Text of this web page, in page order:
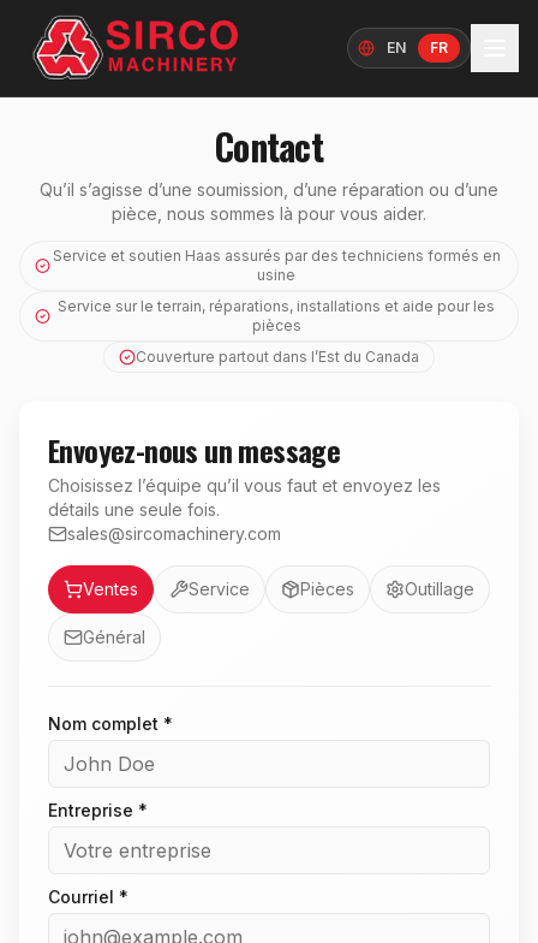
Langue
EN FR
Contact
Qu’il s’agisse d’une soumission, d’une réparation ou d’une
pièce, nous sommes là pour vous aider.
Service et soutien Haas assurés par des techniciens formés en
usine
Service sur le terrain, réparations, installations et aide pour les
pièces
Couverture partout dans l’Est du Canada
Envoyez-nous un message
Choisissez l’équipe qu’il vous faut et envoyez les
détails une seule fois.
sales@sircomachinery.com
Service
Ventes
Service Pièces Outillage
Général
Nom complet *
Entreprise *
Courriel *